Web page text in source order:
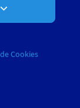
Cookies